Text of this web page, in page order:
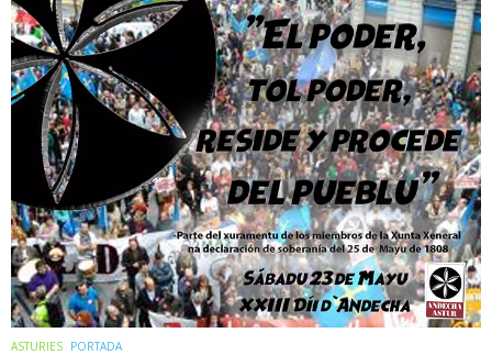
ASTURIES PORTADA